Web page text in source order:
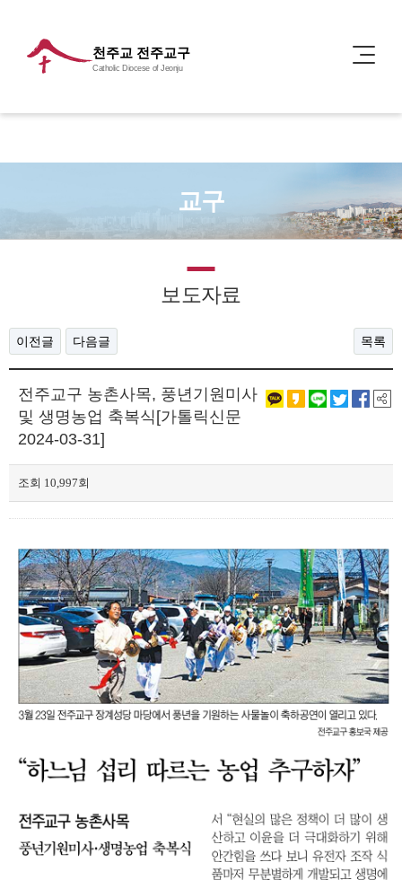
천주교 전주교구
Catholic Diocese of Jeonju
교구
보도자료
이전글 다음글 목록
전주교구 농촌사목, 풍년기원미사
및 생명농업 축복식[가톨릭신문
2024-03-31]
조회 10,997회